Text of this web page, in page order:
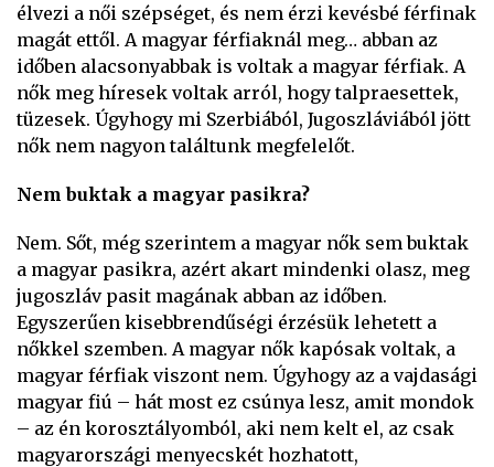
élvezi a női szépséget, és nem érzi kevésbé férfinak
magát ettől. A magyar férfiaknál meg… abban az
időben alacsonyabbak is voltak a magyar férfiak. A
nők meg híresek voltak arról, hogy talpraesettek,
tüzesek. Úgyhogy mi Szerbiából, Jugoszláviából jött
nők nem nagyon találtunk megfelelőt.
Nem buktak a magyar pasikra?
Nem. Sőt, még szerintem a magyar nők sem buktak
a magyar pasikra, azért akart mindenki olasz, meg
jugoszláv pasit magának abban az időben.
Egyszerűen kisebbrendűségi érzésük lehetett a
nőkkel szemben. A magyar nők kapósak voltak, a
magyar férfiak viszont nem. Úgyhogy az a vajdasági
magyar fiú – hát most ez csúnya lesz, amit mondok
– az én korosztályomból, aki nem kelt el, az csak
magyarországi menyecskét hozhatott,